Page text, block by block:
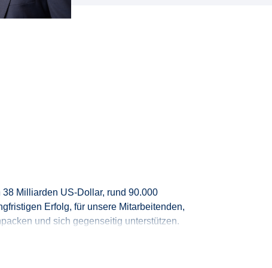
Milliarden US-Dollar, rund 90.000
Erfolg, für unsere Mitarbeitenden,
und sich gegenseitig unterstützen.